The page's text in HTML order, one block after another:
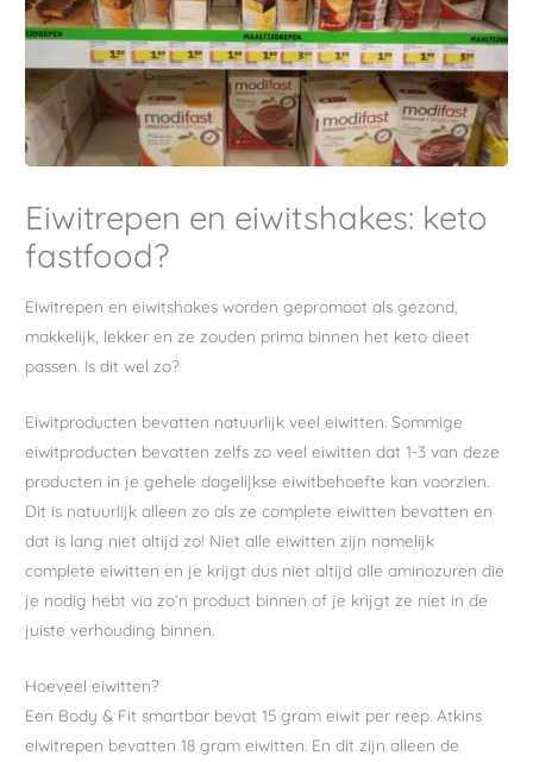
Eiwitrepen en eiwitshakes: keto
fastfood?
Eiwitrepen en eiwitshakes worden gepromoot als gezond,
makkelijk, lekker en ze zouden prima binnen het keto dieet
passen. Is dit wel zo?
Eiwitproducten bevatten natuurlijk veel eiwitten. Sommige
eiwitproducten bevatten zelfs zo veel eiwitten dat 1-3 van deze
producten in je gehele dagelijkse eiwitbehoefte kan voorzien.
Dit is natuurlijk alleen zo als ze complete eiwitten bevatten en
dat is lang niet altijd zo! Niet alle eiwitten zijn namelijk
complete eiwitten en je krijgt dus niet altijd alle aminozuren die
je nodig hebt via zo’n product binnen of je krijgt ze niet in de
juiste verhouding binnen.
Hoeveel eiwitten?
Een Body & Fit smartbar bevat 15 gram eiwit per reep. Atkins
eiwitrepen bevatten 18 gram eiwitten. En dit zijn alleen de